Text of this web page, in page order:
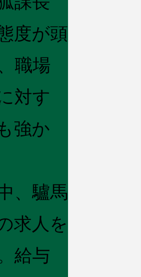
度が頭
職場
対す
強か
、驢馬
求人を
給与